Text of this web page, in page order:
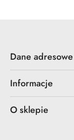
Dane adresowe
Informacje
O sklepie